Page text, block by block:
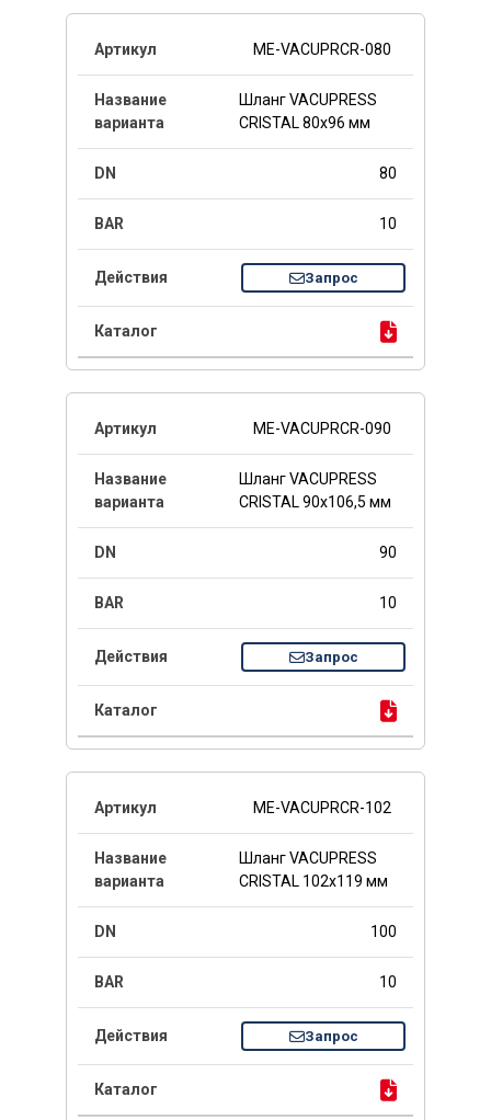
ME-VACUPRCR-080
Шланг VACUPRESS
CRISTAL 80x96 мм
80
10
Запрос
ME-VACUPRCR-090
Шланг VACUPRESS
CRISTAL 90x106,5 мм
90
10
Запрос
ME-VACUPRCR-102
Шланг VACUPRESS
CRISTAL 102x119 мм
100
10
Запрос